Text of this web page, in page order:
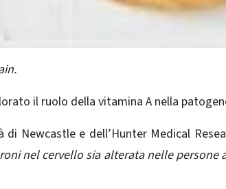
il ruolo della vitamina A nella
di Newcastle e dell’Hunter Medical
nel cervello sia alterata nelle persone